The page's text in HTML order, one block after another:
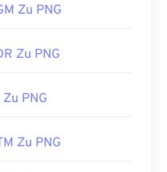
Zu PNG
Zu PNG
Zu PNG
Zu PNG